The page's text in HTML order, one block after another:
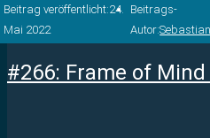
Beitrag veröffentlicht:24.
Mai 2022
Beitrags-
Autor:
#266: Frame of Mind